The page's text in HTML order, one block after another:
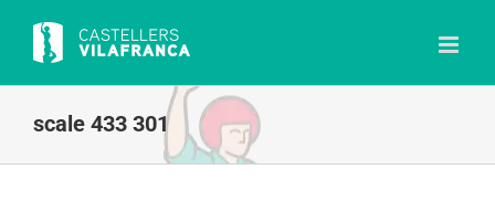
content
scale 433 301